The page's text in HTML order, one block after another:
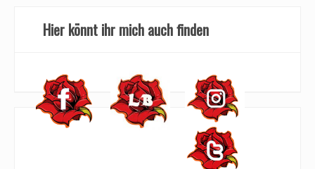
Hier könnt ihr mich auch finden